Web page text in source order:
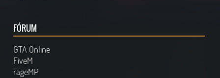
FÓRUM
GTA Online
FiveM
rageMP